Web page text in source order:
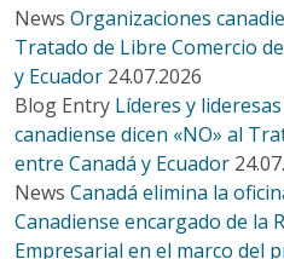
News Organizaciones
Tratado de Libre Comercio
y Ecuador 24.07.2026
Blog Entry Líderes y
canadiense dicen «NO» al
entre Canadá y Ecuador
News Canadá elimina la
Canadiense encargado de la
Empresarial en el marco del